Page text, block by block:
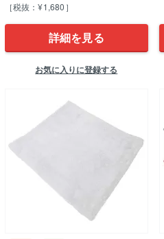
［税抜：¥1,680］
詳細を見る
お気に入りに登録する